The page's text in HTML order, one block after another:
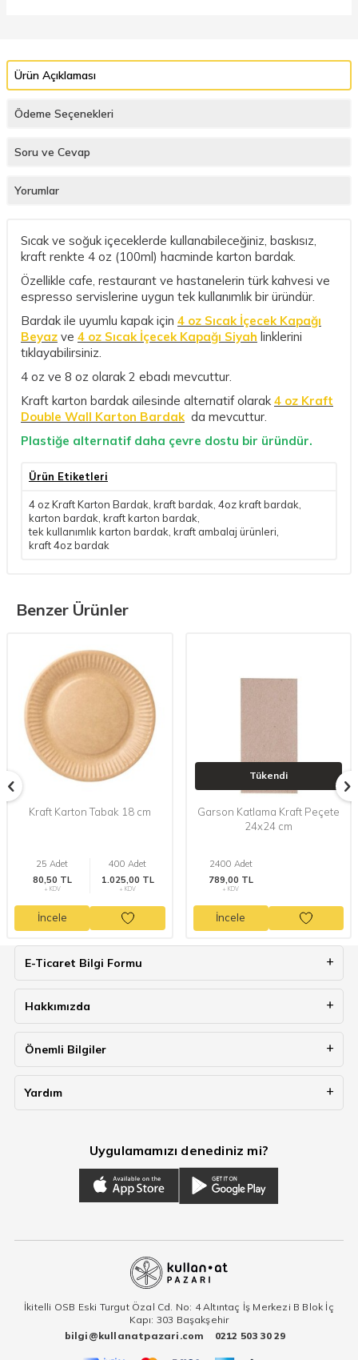
Ürün Açıklaması
Ödeme Seçenekleri
Soru ve Cevap
Yorumlar
Sıcak ve soğuk içeceklerde kullanabileceğiniz, baskısız,
kraft renkte 4 oz (100ml) hacminde karton bardak.
Özellikle cafe, restaurant ve hastanelerin türk kahvesi ve
espresso servislerine uygun tek kullanımlık bir üründür.
Bardak ile uyumlu kapak için 4 oz Sıcak İçecek Kapağı
Beyaz ve 4 oz Sıcak İçecek Kapağı Siyah linklerini
tıklayabilirsiniz.
4 oz ve 8 oz olarak 2 ebadı mevcuttur.
Kraft karton bardak ailesinde alternatif olarak 4 oz Kraft
Double Wall Karton Bardak da mevcuttur.
Plastiğe alternatif daha çevre dostu bir üründür.
Ürün Etiketleri
4 oz Kraft Karton Bardak, kraft bardak, 4oz kraft bardak,
karton bardak, kraft karton bardak,
tek kullanımlık karton bardak, kraft ambalaj ürünleri,
kraft 4oz bardak
Benzer Ürünler
Kraft Karton Tabak 18 cm
25 Adet
80,50 TL
+ KDV
400 Adet
1.025,00 TL
+ KDV
İncele
Tükendi
Garson Katlama Kraft Peçete
24x24 cm
2400 Adet
789,00 TL
+ KDV
İncele
E-Ticaret Bilgi Formu
Hakkımızda
Önemli Bilgiler
Yardım
Uygulamamızı denediniz mi?
İkitelli OSB Eski Turgut Özal Cd. No: 4 Altıntaç İş Merkezi B Blok İç
Kapı: 303 Başakşehir
bilgi@kullanatpazari.com
0212 503 30 29